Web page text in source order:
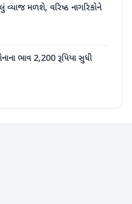
વ્યાજ મળશે, વરિષ્ઠ નાગરિકોને
ભાવ 2,200 રૂપિયા સુધી